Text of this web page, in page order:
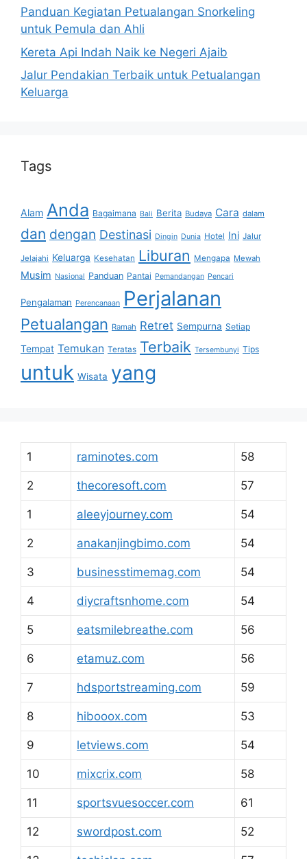
Panduan Kegiatan Petualangan Snorkeling
untuk Pemula dan Ahli
Kereta Api Indah Naik ke Negeri Ajaib
Jalur Pendakian Terbaik untuk Petualangan
Keluarga
Tags
Alam Anda Bagaimana Bali Berita Budaya Cara dalam
dan dengan Destinasi Dingin Dunia Hotel Ini Jalur
Jelajahi Keluarga Kesehatan Liburan Mengapa Mewah
Musim Nasional Panduan Pantai Pemandangan Pencari
Pengalaman Perencanaan Perjalanan
Petualangan Ramah Retret Sempurna Setiap
Tempat Temukan Teratas Terbaik Tersembunyi Tips
untuk Wisata yang
1 raminotes.com 58
2 thecoresoft.com 57
1 aleeyjourney.com 54
2 anakanjingbimo.com 54
3 businesstimemag.com 54
4 diycraftsnhome.com 54
5 eatsmilebreathe.com 56
6 etamuz.com 56
7 hdsportstreaming.com 59
8 hibooox.com 53
9 letviews.com 54
10 mixcrix.com 58
11 sportsvuesoccer.com 61
12 swordpost.com 52